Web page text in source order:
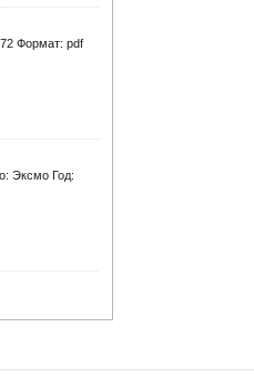
Формат: pdf
Эксмо Год: